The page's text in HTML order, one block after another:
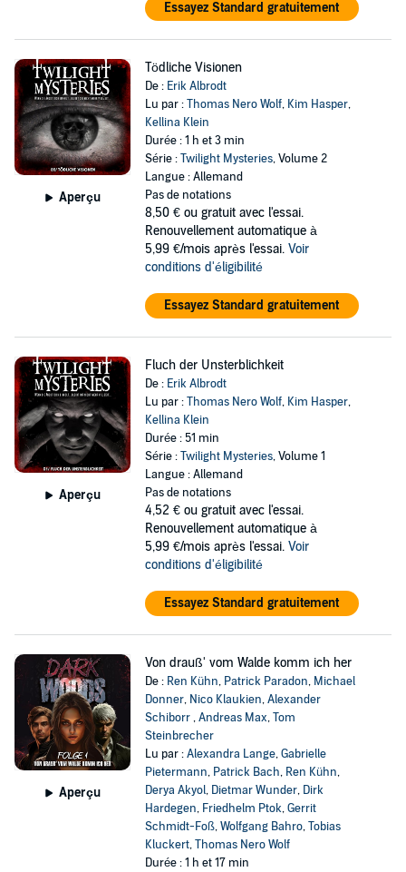
Essayez Standard gratuitement
Aperçu
Tödliche Visionen
De : Erik Albrodt
Lu par :Thomas Nero Wolf, Kim Hasper,
Kellina Klein
Durée : 1 h et 3 min
Série :Twilight Mysteries, Volume 2
Langue : Allemand
Pas de notations
8,50 € ou gratuit avec l'essai.
Renouvellement automatique à
5,99 €/mois après l'essai. Voir
conditions d'éligibilité
Essayez Standard gratuitement
Aperçu
Fluch der Unsterblichkeit
De : Erik Albrodt
Lu par :Thomas Nero Wolf, Kim Hasper,
Kellina Klein
Durée : 51 min
Série :Twilight Mysteries, Volume 1
Langue : Allemand
Pas de notations
4,52 € ou gratuit avec l'essai.
Renouvellement automatique à
5,99 €/mois après l'essai. Voir
conditions d'éligibilité
Essayez Standard gratuitement
Aperçu
Von drauß' vom Walde komm ich her
De : Ren Kühn, Patrick Paradon, Michael
Donner, Nico Klaukien,Alexander
Schiborr,Andreas Max,Tom
Steinbrecher
Lu par :Alexandra Lange,Gabrielle
Pietermann, Patrick Bach, Ren Kühn,
Derya Akyol, Dietmar Wunder, Dirk
Hardegen, Friedhelm Ptok,Gerrit
Schmidt-Foß,Wolfgang Bahro,Tobias
Kluckert,Thomas Nero Wolf
Durée : 1 h et 17 min